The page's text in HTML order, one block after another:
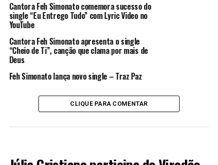
Cantora Feh Simonato comemora sucesso do
single “Eu Entrego Tudo” com Lyric Video no
YouTube
Cantora Feh Simonato apresenta o single
“Cheio de Ti”, canção que clama por mais de
Deus
Feh Simonato lança novo single – Traz Paz
CLIQUE PARA COMENTAR